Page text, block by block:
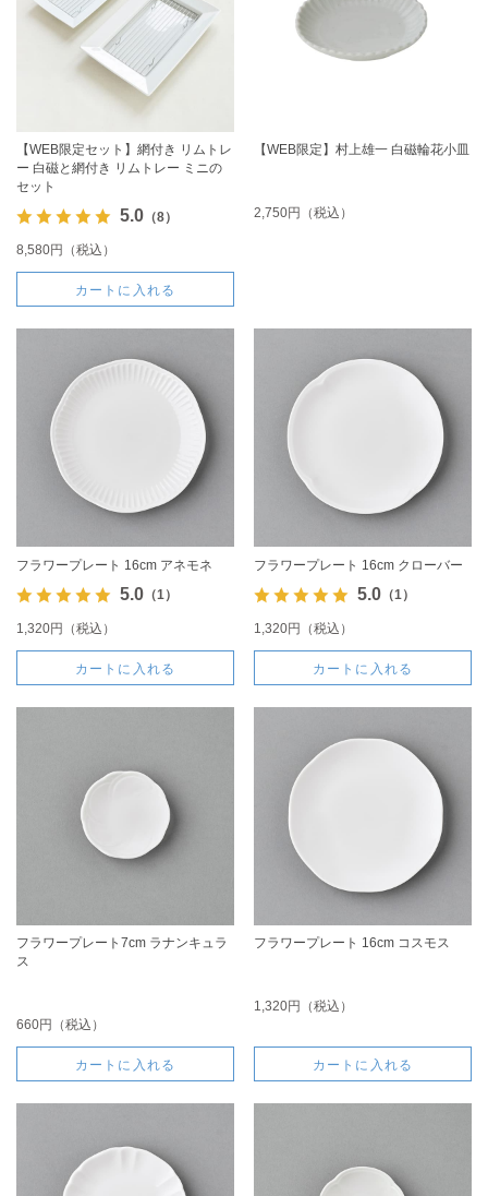
【WEB限定セット】網付き リムトレ
ー 白磁と網付き リムトレー ミニの
セット
5.0（8）
8,580円（税込）
カートに入れる
【WEB限定】村上雄一 白磁輪花小皿
2,750円（税込）
フラワープレート 16cm アネモネ
5.0（1）
1,320円（税込）
カートに入れる
フラワープレート 16cm クローバー
5.0（1）
1,320円（税込）
カートに入れる
フラワープレート7cm ラナンキュラ
ス
660円（税込）
カートに入れる
フラワープレート 16cm コスモス
1,320円（税込）
カートに入れる